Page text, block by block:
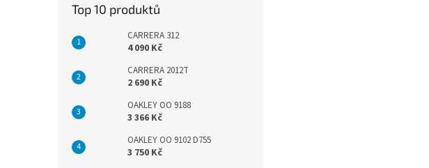
Top 10 produktů
CARRERA 312
4 090 Kč
CARRERA 2012T
2 690 Kč
OAKLEY OO 9188
3 366 Kč
OAKLEY OO 9102 D755
3 750 Kč